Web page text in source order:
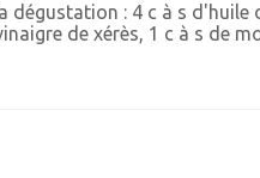
dégustation : 4 c à s d'huile
de xérès, 1 c à s de